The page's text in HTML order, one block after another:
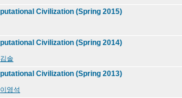
Civilization (Spring 2015)
Civilization (Spring 2014)
김솔
Civilization (Spring 2013)
이영석